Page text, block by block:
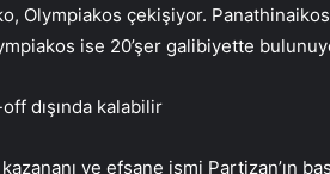
Olympiakos çekişiyor.
ise 20’şer galibiyette
dışında kalabilir
ve efsane ismi Partizan’ın